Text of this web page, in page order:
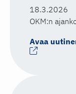
18.3.2026
OKM:n
Avaa